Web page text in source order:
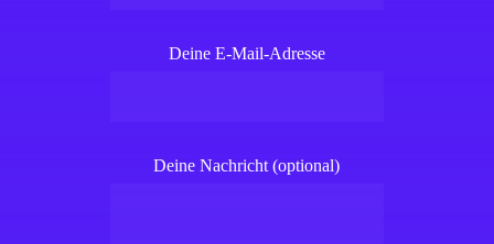
Deine E-Mail-Adresse
Deine Nachricht (optional)